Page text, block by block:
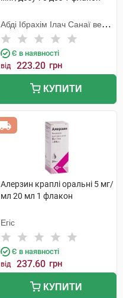
Абді Ібрахім Ілач Санаї ве
Тіджарет
Є в наявності
від 223.20 грн
КУПИТИ
Алерзин краплі оральні 5 мг/
мл 20 мл 1 флакон
Егіс
Є в наявності
від 237.60 грн
КУПИТИ